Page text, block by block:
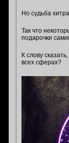
Но судьба
Так что
подарочки
К слову
всех сферах?